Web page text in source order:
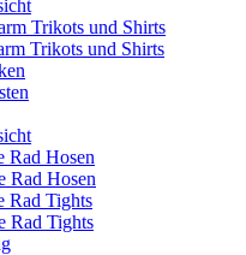
Trikots und Shirts
Trikots und Shirts
Rad Hosen
Rad Hosen
Rad Tights
Rad Tights